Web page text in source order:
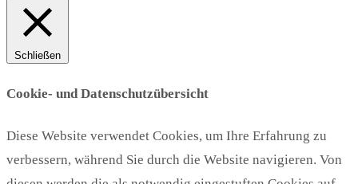
Schließen
Cookie- und Datenschutzübersicht
Diese Website verwendet Cookies, um Ihre Erfahrung zu
verbessern, während Sie durch die Website navigieren. Von